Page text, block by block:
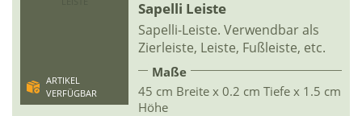
ARTIKEL
VERFÜGBAR
Sapelli Leiste
Sapelli-Leiste. Verwendbar als
Zierleiste, Leiste, Fußleiste, etc.
Maße
45 cm Breite x 0.2 cm Tiefe x 1.5 cm
Höhe